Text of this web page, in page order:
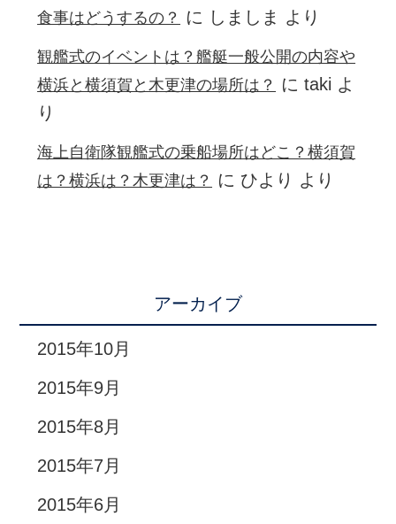
食事はどうするの？
に しましま より
観艦式のイベントは？艦艇一般公開の内容や
横浜と横須賀と木更津の場所は？
にtaki よ
り
海上自衛隊観艦式の乗船場所はどこ？横須賀
は？横浜は？木更津は？
に ひより より
アーカイブ
2015年10月
2015年9月
2015年8月
2015年7月
2015年6月